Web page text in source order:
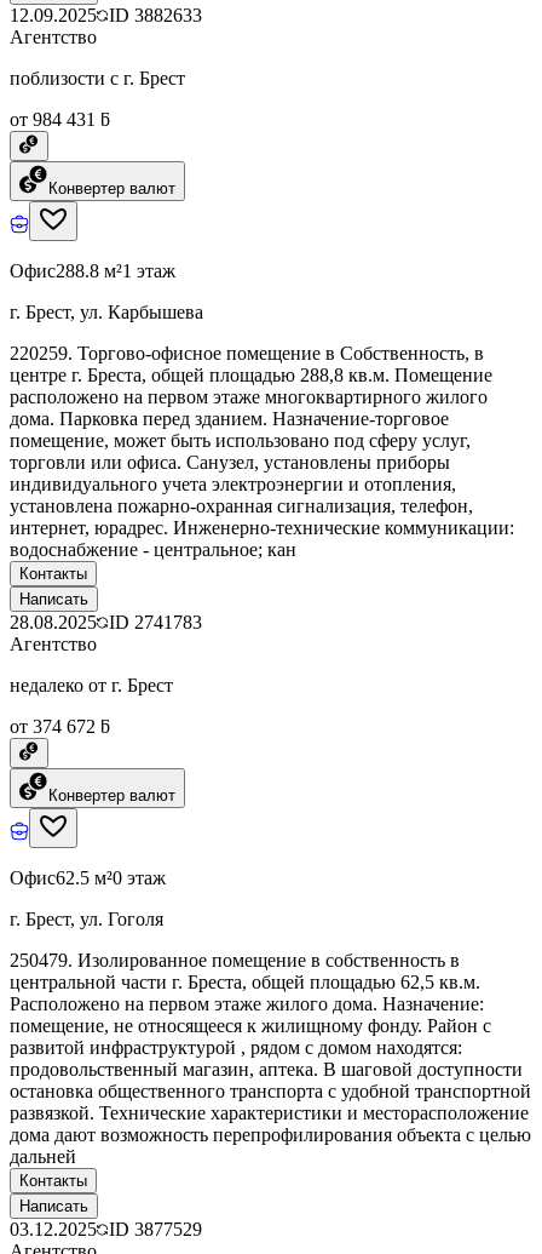
12.09.2025 ID 3882633
Агентство
поблизости с г. Брест
от 984 431 ƃ
Конвертер валют
Офис288.8 м²1 этаж
г. Брест, ул. Карбышева
220259. Торгово-офисное помещение в Собственность, в
центре г. Бреста, общей площадью 288,8 кв.м. Помещение
расположено на первом этаже многоквартирного жилого
дома. Парковка перед зданием. Назначение-торговое
помещение, может быть использовано под сферу услуг,
торговли или офиса. Санузел, установлены приборы
индивидуального учета электроэнергии и отопления,
установлена пожарно-охранная сигнализация, телефон,
интернет, юрадрес. Инженерно-технические коммуникации:
водоснабжение - центральное; кан
Контакты
Написать
28.08.2025 ID 2741783
Агентство
недалеко от г. Брест
от 374 672 ƃ
Конвертер валют
Офис62.5 м²0 этаж
г. Брест, ул. Гоголя
250479. Изолированное помещение в собственность в
центральной части г. Бреста, общей площадью 62,5 кв.м.
Расположено на первом этаже жилого дома. Назначение:
помещение, не относящееся к жилищному фонду. Район с
развитой инфраструктурой , рядом с домом находятся:
продовольственный магазин, аптека. В шаговой доступности
остановка общественного транспорта с удобной транспортной
развязкой. Технические характеристики и месторасположение
дома дают возможность перепрофилирования объекта с целью
дальней
Контакты
Написать
03.12.2025 ID 3877529